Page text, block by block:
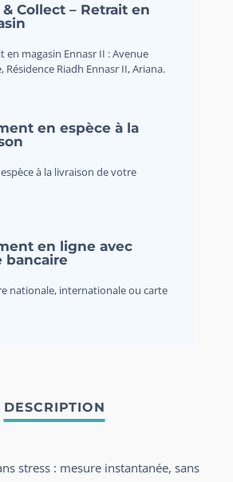
Collect – Retrait en
en magasin Ennasr II : Avenue
Résidence Riadh Ennasr II, Ariana.
en espèce à la
à la livraison de votre
en ligne avec
bancaire
nationale, internationale ou carte
stress : mesure instantanée, sans